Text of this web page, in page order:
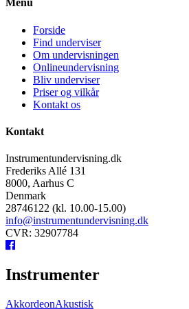
Menu
Forside
Find underviser
Om undervisningen
Onlineundervisning
Bliv underviser
Priser og vilkår
Kontakt os
Kontakt
Instrumentundervisning.dk
Frederiks Allé 131
8000, Aarhus C
Denmark
28746122 (kl. 10.00-15.00)
info@instrumentundervisning.dk
CVR: 32907784
Instrumenter
AkkordeonAkustisk